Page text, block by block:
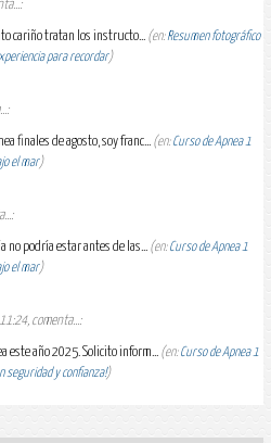
cariño tratan los instructo... (en:Resumen fotográfico
para recordar)
finales de agosto, soy franc... (en:Curso de Apnea 1
el mar)
no podría estar antes de las... (en:Curso de Apnea 1
el mar)
comenta...:
este año 2025. Solicito inform... (en:Curso de Apnea 1
seguridad y confianza!)